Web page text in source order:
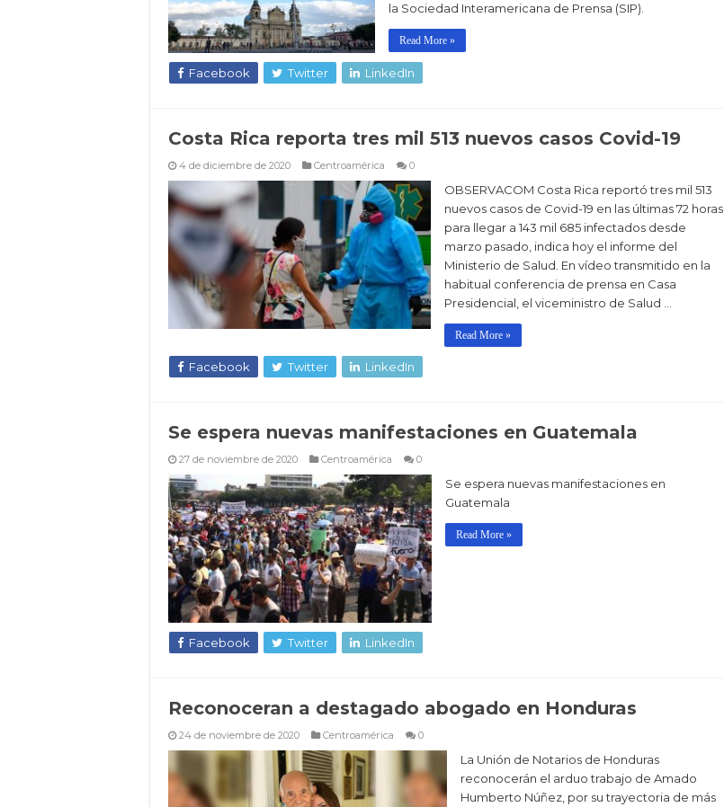
la Sociedad Interamericana de Prensa (SIP).
Read More »
Facebook Twitter LinkedIn
Costa Rica reporta tres mil 513 nuevos casos Covid-19
4 de diciembre de 2020 Centroamérica 0
OBSERVACOM Costa Rica reportó tres mil 513
nuevos casos de Covid-19 en las últimas 72 horas,
para llegar a 143 mil 685 infectados desde
marzo pasado, indica hoy el informe del
Ministerio de Salud. En vídeo transmitido en la
habitual conferencia de prensa en Casa
Presidencial, el viceministro de Salud …
Read More »
Facebook Twitter LinkedIn
Se espera nuevas manifestaciones en Guatemala
27 de noviembre de 2020 Centroamérica 0
Se espera nuevas manifestaciones en
Guatemala
Read More »
Facebook Twitter LinkedIn
Reconoceran a destagado abogado en Honduras
24 de noviembre de 2020 Centroamérica 0
La Unión de Notarios de Honduras
reconocerán el arduo trabajo de Amado
Humberto Núñez, por su trayectoria de más